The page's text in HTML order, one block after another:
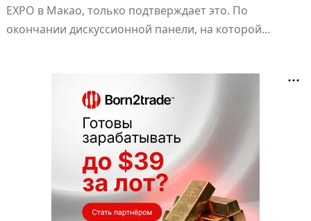
EXPO в Макао, только подтверждает это. По
окончании дискуссионной панели, на которой…